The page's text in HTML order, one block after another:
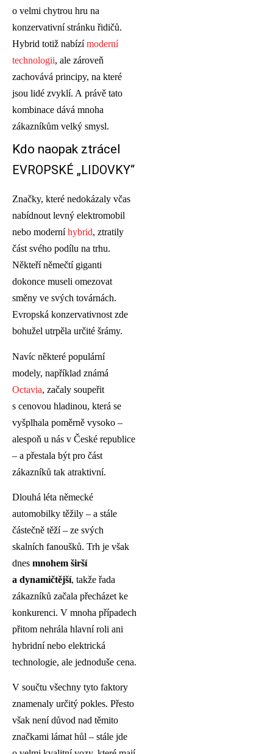
o velmi chytrou hru na
konzervativní stránku řidičů.
Hybrid totiž nabízímoderní
technologii, ale zároveň
zachovává principy, na které
jsou lidé zvyklí. A právě tato
kombinace dává mnoha
zákazníkům velký smysl.
Kdo naopak ztrácel
EVROPSKÉ „LIDOVKY“
Značky, které nedokázaly včas
nabídnout levný elektromobil
nebo moderníhybrid, ztratily
část svého podílu na trhu.
Někteří němečtí giganti
dokonce museli omezovat
směny ve svých továrnách.
Evropská konzervativnost zde
bohužel utrpěla určité šrámy.
Navíc některé populární
modely, například známá
Octavia, začaly soupeřit
s cenovou hladinou, která se
vyšplhala poměrně vysoko –
alespoň u nás v České republice
– a přestala být pro část
zákazníků tak atraktivní.
Dlouhá léta německé
automobilky těžily – a stále
částečně těží – ze svých
skalních fanoušků. Trh je však
dnes mnohem širší
a dynamičtější, takže řada
zákazníků začala přecházet ke
konkurenci. V mnoha případech
přitom nehrála hlavní roli ani
hybridní nebo elektrická
technologie, ale jednoduše cena.
V součtu všechny tyto faktory
znamenaly určitý pokles. Přesto
však není důvod nad těmito
značkami lámat hůl – stále jde